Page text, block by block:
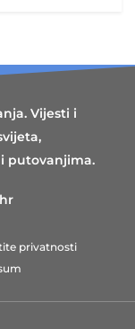
Vijesti i
putovanjima.
privatnosti